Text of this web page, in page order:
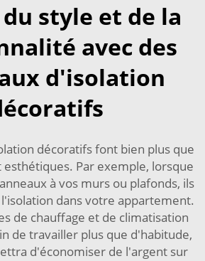
style et de la
avec des
d'isolation
décoratifs font bien plus que
Par exemple, lorsque
à vos murs ou plafonds, ils
dans votre appartement.
de chauffage et de climatisation
de travailler plus que d'habitude,
d'économiser de l'argent sur